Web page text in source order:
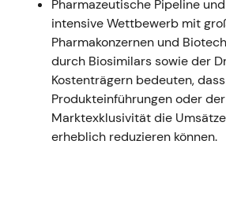
Roche Pharma) als CEO bekannt –
Vorstand zum 1. April, CEO-
Werner Baumann schied Ende Mai
anhaltendem Investorendruck für
Führungswechsel aus.[47],[49],
Wechsel wurde als Signal für einen
Führung und Strategie gewertet.
darauf, dass ein externer CEO
einschließlich möglicher
Pharmazeutische Pipeline
intensive Wettbewerb mit
Pharmakonzernen und
durch Biosimilars sowie der
Kostenträgern bedeuten,
Produkteinführungen oder
Marktexklusivität die
erheblich reduzieren können.